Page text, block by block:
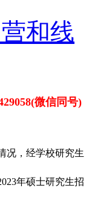
微信同号)
，经学校研究生
年硕士研究生招